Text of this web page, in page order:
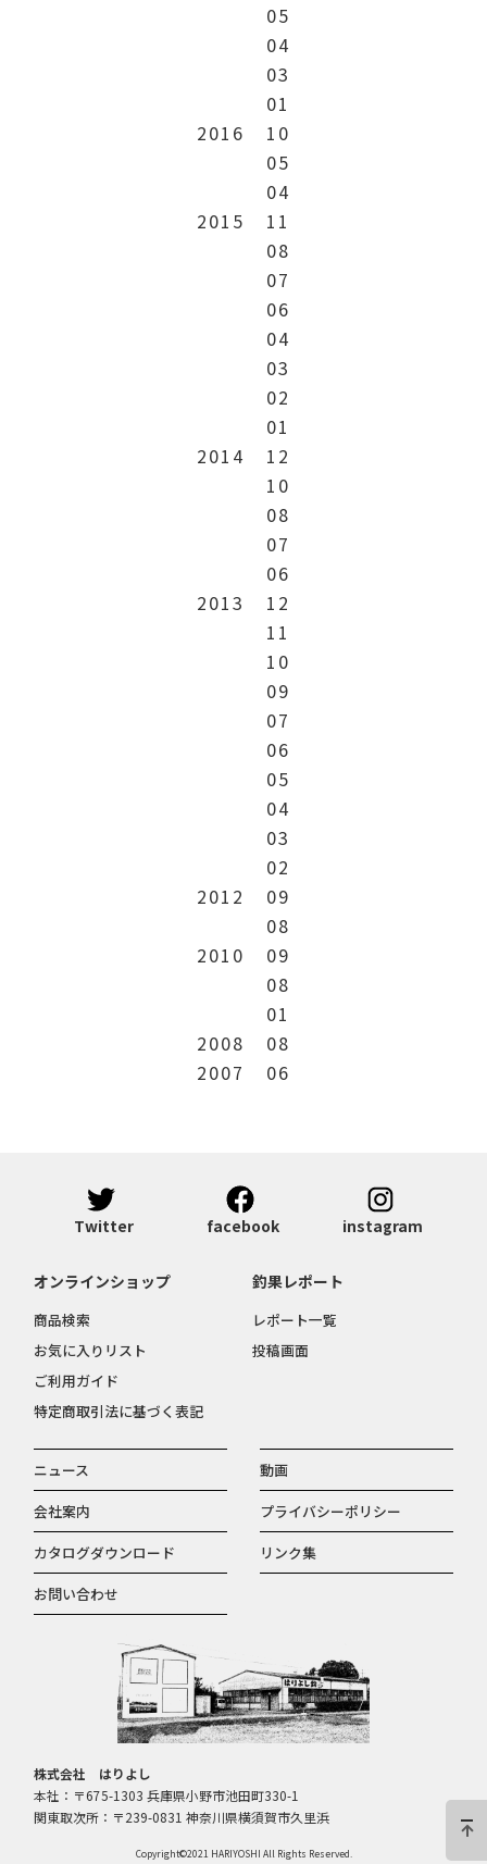
05
04
03
01
2016
10
05
04
2015
11
08
07
06
04
03
02
01
2014
12
10
08
07
06
2013
12
11
10
09
07
06
05
04
03
02
2012
09
08
2010
09
08
01
2008
08
2007
06
Twitter facebook instagram
株式会社 はりよし
本社：〒675-1303 兵庫県小野市池田町330-1
関東取次所：〒239-0831 神奈川県横須賀市久里浜
ニュース
動画
会社案内
プライバシーポリシー
カタログダウンロード
リンク集
お問い合わせ
オンラインショップ
商品検索
お気に入りリスト
ご利用ガイド
特定商取引法に基づく表記
釣果レポート
レポート一覧
投稿画面
Copyright©2021 HARIYOSHI All Rights Reserved.